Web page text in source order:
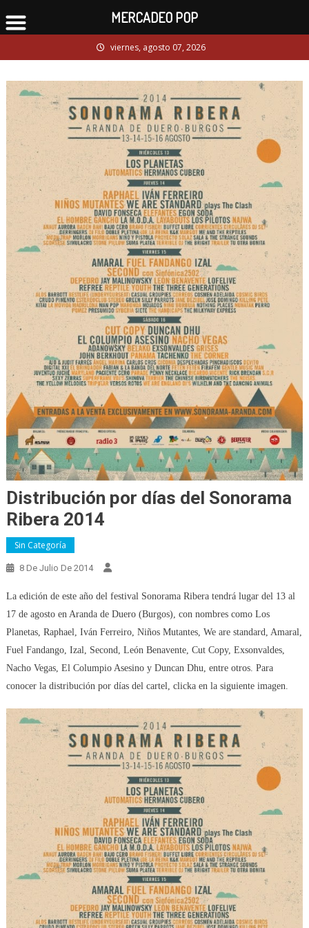
to
viernes, agosto 07, 2026
Distribución por días del Sonorama
Ribera 2014
Sin Categoría
8 De Julio De 2014
La edición de este año del festival Sonorama Ribera tendrá lugar del 13 al
17 de agosto en Aranda de Duero (Burgos), con nombres como Los
Planetas, Raphael, Iván Ferreiro, Niños Mutantes, We are standard, Amaral,
Fuel Fandango, Izal, Second, León Benavente, Cut Copy, Exsonvaldes,
Nacho Vegas, El Columpio Asesino y Duncan Dhu, entre otros. Para
conocer la distribución por días del cartel, clicka en la siguiente imagen.
MERCADEO POP